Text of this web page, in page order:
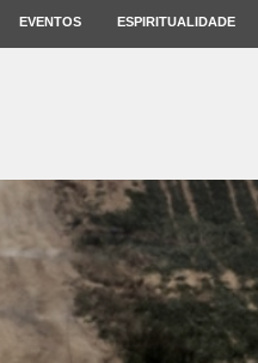
EVENTOS ESPIRITUALIDADE